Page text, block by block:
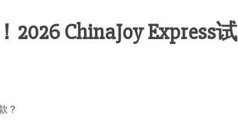
2026 ChinaJoy Express试
？